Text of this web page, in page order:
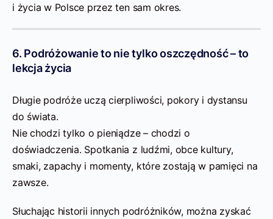
i życia w Polsce przez ten sam okres.
6. Podróżowanie to nie tylko oszczędność – to
lekcja życia
Długie podróże uczą cierpliwości, pokory i dystansu
do świata.
Nie chodzi tylko o pieniądze – chodzi o
doświadczenia. Spotkania z ludźmi, obce kultury,
smaki, zapachy i momenty, które zostają w pamięci na
zawsze.
Słuchając historii innych podróżników, można zyskać